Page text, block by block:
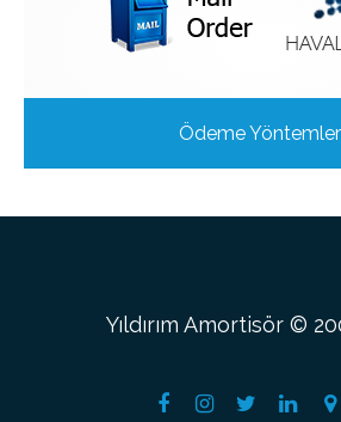
Ödeme
Yıldırım Amortisör ©